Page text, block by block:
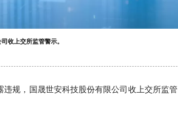
收上交所监管警示。
规，国晟世安科技股份有限公司收上交所监管